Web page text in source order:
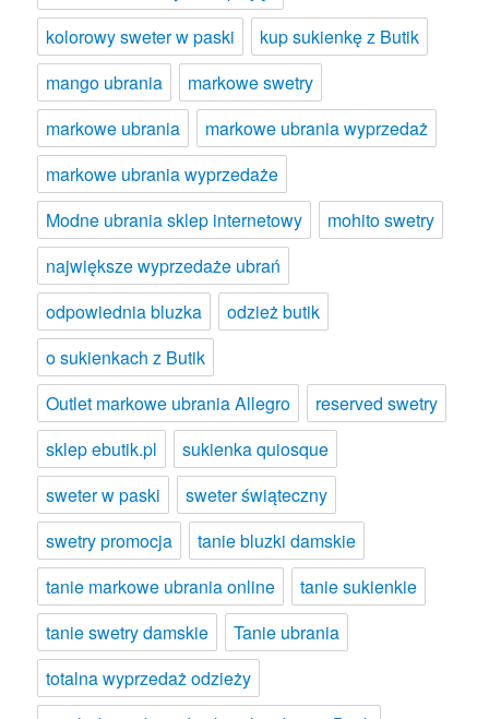
kolorowy sweter w paski
kup sukienkę z Butik
mango ubrania
markowe swetry
markowe ubrania
markowe ubrania wyprzedaż
markowe ubrania wyprzedaże
Modne ubrania sklep internetowy
mohito swetry
największe wyprzedaże ubrań
odpowiednia bluzka
odzież butik
o sukienkach z Butik
Outlet markowe ubrania Allegro
reserved swetry
sklep ebutik.pl
sukienka quiosque
sweter w paski
sweter świąteczny
swetry promocja
tanie bluzki damskie
tanie markowe ubrania online
tanie sukienkie
tanie swetry damskie
Tanie ubrania
totalna wyprzedaż odzieży